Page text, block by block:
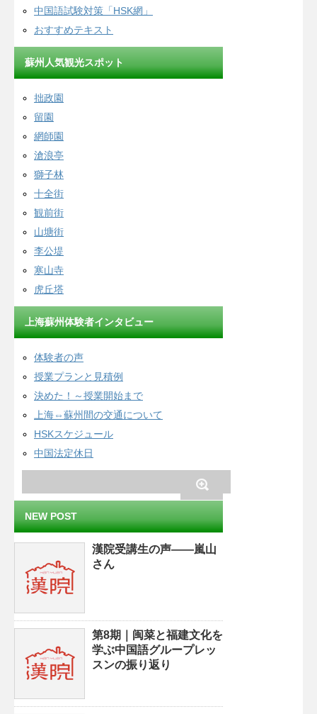
中国語試験対策「HSK網」
おすすめテキスト
蘇州人気観光スポット
拙政園
留園
網師園
滄浪亭
獅子林
十全街
観前街
山塘街
李公堤
寒山寺
虎丘塔
上海蘇州体験者インタビュー
体験者の声
授業プランと見積例
決めた！～授業開始まで
上海⇔蘇州間の交通について
HSKスケジュール
中国法定休日
NEW POST
漢院受講生の声——嵐山
さん
第8期｜闽菜と福建文化を
学ぶ中国語グループレッ
スンの振り返り